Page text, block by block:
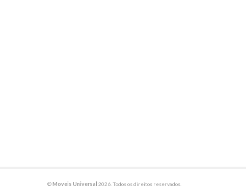
©Moveis Universal 2026. Todos os direitos reservados.